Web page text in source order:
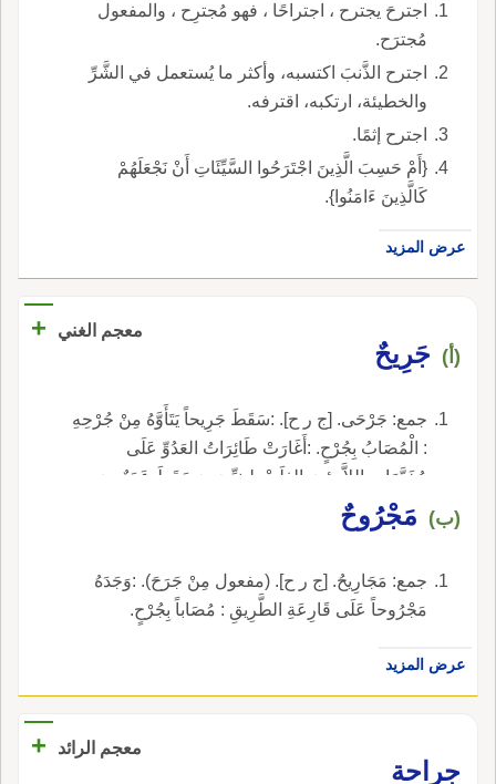
اجترحَ يجترح ، اجتراحًا ، فهو مُجترِح ، والمفعول
مُجترَح.
اجترح الذَّنبَ اكتسبه، وأكثر ما يُستعمل في الشَّرِّ
والخطيئة، ارتكبه، اقترفه.
اجترح إثمًا.
{أَمْ حَسِبَ الَّذِينَ اجْتَرَحُوا السَّيِّئَاتِ أَنْ نَجْعَلَهُمْ
كَالَّذِينَ ءَامَنُوا}.
عرض المزيد
معجم الغني +
(أ) جَرِيحٌ
جمع: جَرْحَى. [ج ر ح]. :سَقَطَ جَرِيحاً يَتَأَوَّهُ مِنْ جُرْحِهِ
: الْمُصَابُ بِجُرْحٍ. :أَغَارَتْ طَائِرَاتُ العَدُوِّ عَلَى
مُخَيَّمَاتِ اللاَّجِئِينَ الفِلَسْطِينِيِّينَ، وَسَقَطَ عَدَدٌ مِنَ
القَتْلَى وَالجَرْحَى.
(ب) مَجْرُوحٌ
جمع: مَجَارِيحُ. [ج ر ح]. (مفعول مِنْ جَرَحَ). :وَجَدَهُ
مَجْرُوحاً عَلَى قَارِعَةِ الطَّرِيقِ : مُصَاباً بِجُرْحٍ.
عرض المزيد
معجم الرائد
+
جِراحة